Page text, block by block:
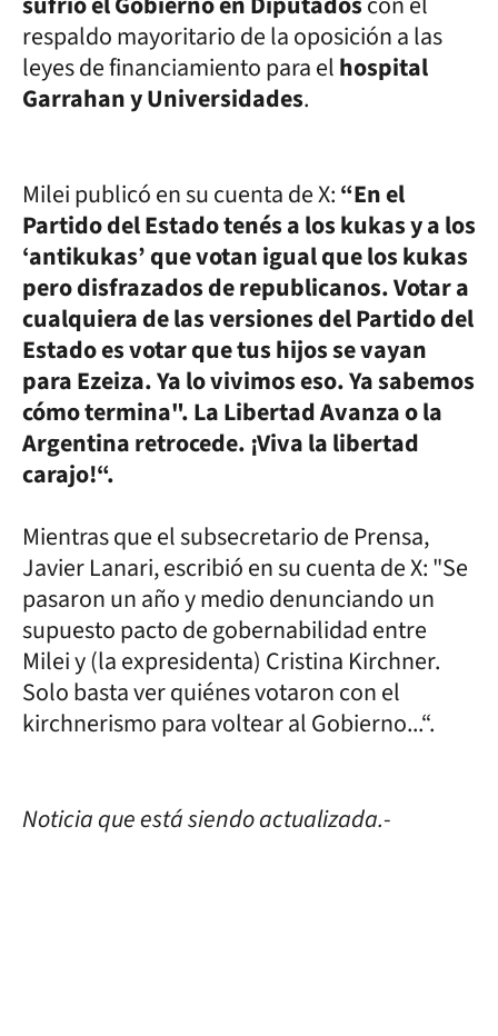
respaldo mayoritario de la oposición a las
leyes de financiamiento para elhospital
Garrahan y Universidades.
Milei publicó en su cuenta de X:“En el
Partido del Estado tenés a los kukas y a los
‘antikukas’ que votan igual que los kukas
pero disfrazados de republicanos. Votar a
cualquiera de las versiones del Partido del
Estado es votar que tus hijos se vayan
para Ezeiza. Ya lo vivimos eso. Ya sabemos
cómo termina". La Libertad Avanza o la
Argentina retrocede. ¡Viva la libertad
carajo!“.
Mientras que el subsecretario de Prensa,
Javier Lanari, escribió en su cuenta de X: "Se
pasaron un año y medio denunciando un
supuesto pacto de gobernabilidad entre
Milei y (la expresidenta) Cristina Kirchner.
Solo basta ver quiénes votaron con el
kirchnerismo para voltear al Gobierno...“.
Noticia que está siendo actualizada.-